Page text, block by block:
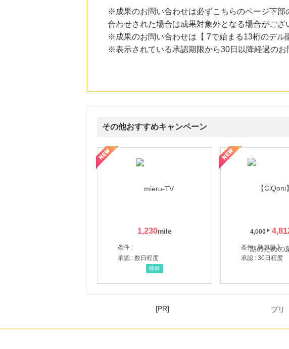
※成果のお問い合わせは必ずこちらのページ下
合わせされた場合は成果対象外となる場合がござ
※成果のお問い合わせは【 7で始まる13桁のデル
※表示されている承認期限から30日以降経過のお
その他おすすめキャンペーン
1,230
条件 :
承認 : 数日程度
即時
4,000
条件 : 新規購入
承認 : 30日程度
【LOJEL公式サイト】スーツケース・バッグ
【ロデオドライブ】創業70年の信頼と高価買取
[PR]